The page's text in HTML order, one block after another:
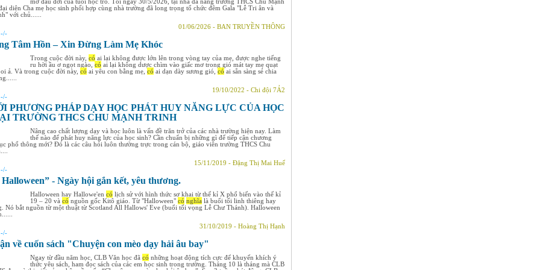
diện Cha mẹ học sinh phối hợp cùng nhà trường đã long trọng tổ chức đêm Gala "Lễ Tri ân và
với chủ......
01/06/2026 - BAN TRUYỀN THÔNG
-/-
Tâm Hồn – Xin Đừng Làm Mẹ Khóc
Trong cuộc đời này, có ai lại không được lớn lên trong vòng tay của mẹ, được nghe tiếng
ru hời ầu ơ ngọt ngào, có ai lại không dược chìm vào giấc mơ trong gió mát tay mẹ quạt
ả. Và trong cuộc đời này, có ai yêu con bằng mẹ, có ai dạn dày sương gió, có ai sẵn sàng sẻ chia
19/10/2022 - Chi đội 7Ả2
-/-
PHƯƠNG PHÁP DẠY HỌC PHÁT HUY NĂNG LỰC CỦA HỌC
TRƯỜNG THCS CHU MẠNH TRINH
Nâng cao chất lượng dạy và học luôn là vấn đề trăn trở của các nhà trường hiện nay. Làm
thế nào để phát huy năng lực của học sinh? Cần chuẩn bị những gì để tiếp cận chương
phổ thông mới? Đó là các câu hỏi luôn thường trực trong cán bộ, giáo viên trường THCS Chu
15/11/2019 - Đặng Thị Mai Huế
-/-
- Ngày hội gắn kết, yêu thương.
Halloween hay Hallowe'en có lịch sử với hình thức sơ khai từ thế kỉ X phổ biến vào thế kỉ
19 – 20 và có nguồn gốc Kitô giáo. Từ "Halloween" có nghĩa là buổi tối linh thiêng hay
Nó bắt nguồn từ một thuật từ Scotland All Hallows' Eve (buổi tối vọng Lễ Chư Thánh). Halloween
31/10/2019 - Hoàng Thị Hạnh
-/-
về cuốn sách "Chuyện con mèo dạy hải âu bay"
Ngay từ đầu năm học, CLB Văn học đã có những hoạt động tích cực để khuyến khích ý
thức yêu sách, ham đọc sách của các em học sinh trong trường. Tháng 10 là tháng mà CLB